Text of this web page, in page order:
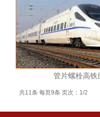
管片螺栓高铁
共11条 每页9条 页次：1/2